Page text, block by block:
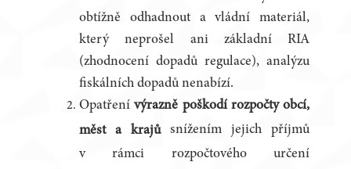
obtížně odhadnout a vládní materiál,
který neprošel ani základní RIA
(zhodnocení dopadů regulace), analýzu
fiskálních dopadů nenabízí.
Opatřenívýrazně poškodí rozpočty obcí,
měst a krajůsnížením jejich příjmů
v rámci rozpočtového určení